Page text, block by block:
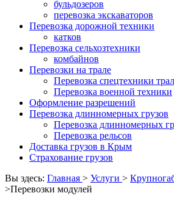
бульдозеров
перевозка экскаваторов
Перевозка дорожной техники
катков
Перевозка сельхозтехники
комбайнов
Перевозки на трале
Перевозка спецтехники
Перевозка военной техники
Оформление разрешений
Перевозка длинномерных грузов
Перевозка длинномерных
Перевозка рельсов
Доставка грузов в Крым
Страхование грузов
Вы здесь: Главная > Услуги >
>Перевозки модулей